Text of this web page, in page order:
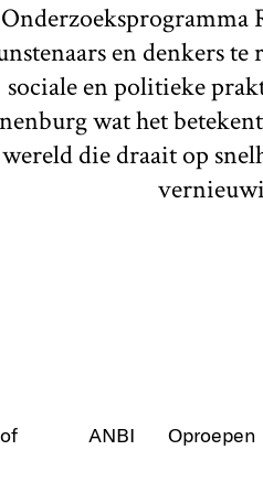
Onderzoeksprogramma
en denkers
sociale en politieke
wat het
wereld die draait op
ANBI Oproepen